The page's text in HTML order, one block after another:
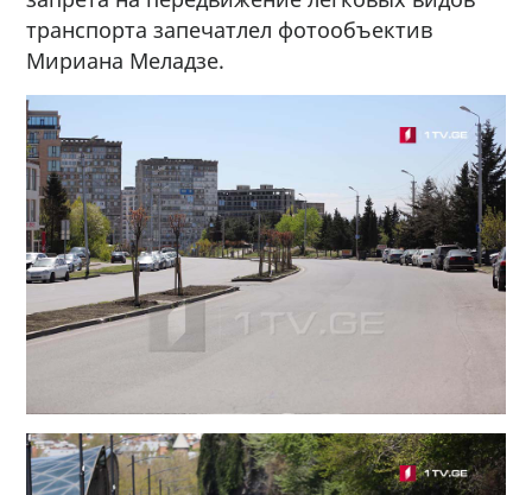
транспорта запечатлел фотообъектив
Мириана Меладзе.